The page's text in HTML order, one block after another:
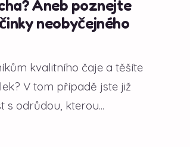
Aneb poznejte
neobyčejného
kvalitního čaje a těšíte
V tom případě jste již
s odrůdou, kterou...